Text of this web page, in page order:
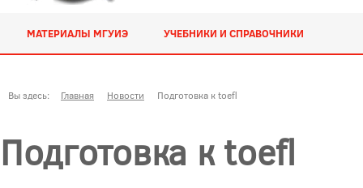
МАТЕРИАЛЫ МГУИЭ УЧЕБНИКИ И СПРАВОЧНИКИ
Вы здесь: Главная Новости Подготовка к toefl
Подготовка к toefl